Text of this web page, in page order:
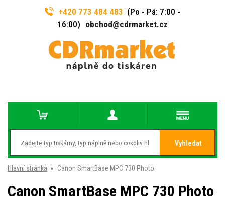
+420 773 484 483 (Po - Pá: 7:00 -
16:00) obchod@cdrmarket.cz
Vyhledat
Hlavní stránka » Canon SmartBase MPC 730 Photo
Canon SmartBase MPC 730 Photo